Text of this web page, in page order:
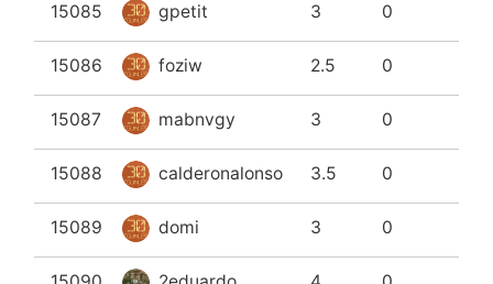
15085 gpetit 3 0
15086 foziw 2.5 0
15087 mabnvgy 3 0
15088 calderonalonso 3.5 0
15089 domi 3 0